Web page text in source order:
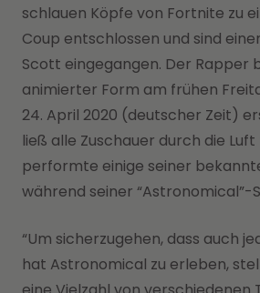
schlauen Köpfe von Fortnite zu
Coup entschlossen und sind
Scott eingegangen. Der Rapper
animierter Form am frühen
24. April 2020 (deutscher Zeit)
ließ alle Zuschauer durch die
performte einige seiner
während seiner “Astronomical”-
“Um sicherzugehen, dass auch
hat Astronomical zu erleben,